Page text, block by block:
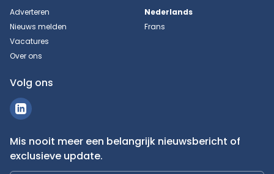
Adverteren
Nieuws melden
Vacatures
Over ons
Nederlands
Frans
Volg ons
Mis nooit meer een belangrijk nieuwsbericht of
exclusieve update.